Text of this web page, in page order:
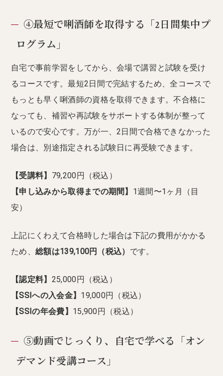
④最短で唎酒師を取得する「2日間集中プ
ログラム」
自宅で事前学習をしてから、会場で講習と試験を受け
るコースです。最短2日間で完結するため、全コースで
もっとも早く唎酒師の資格を取得できます。不合格に
なっても、補習や再試験をサポートする体制が整って
いるので安心です。万が一、2日間で合格できなかった
場合は、別途指定される試験日に再受験できます。
【受講料】 79,200円（税込）
【申し込みから取得までの期間】 1週間〜1ヶ月（目
安）
上記にくわえて合格時した場合は下記の費用がかかる
ため、 総額は139,100円（税込） です。
【認定料】 25,000円（税込）
【SSIへの入会金】 19,000円（税込）
【SSIの年会費】 15,900円（税込）
⑤動画でじっくり、自宅で学べる「オン
デマンド受講コース」